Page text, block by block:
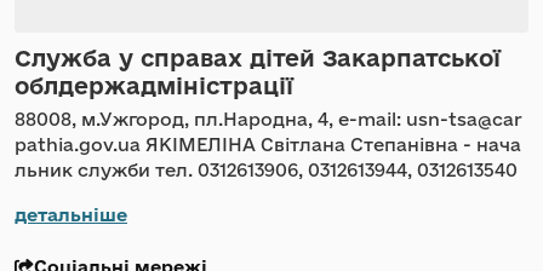
Служба у справах дітей Закарпатської
облдержадміністрації
88008, м.Ужгород, пл.Народна, 4, e-mail: usn-tsa@car
pathia.gov.ua ЯКІМЕЛІНА Світлана Степанівна - нача
льник служби тел. 0312613906, 0312613944, 0312613540
детальніше